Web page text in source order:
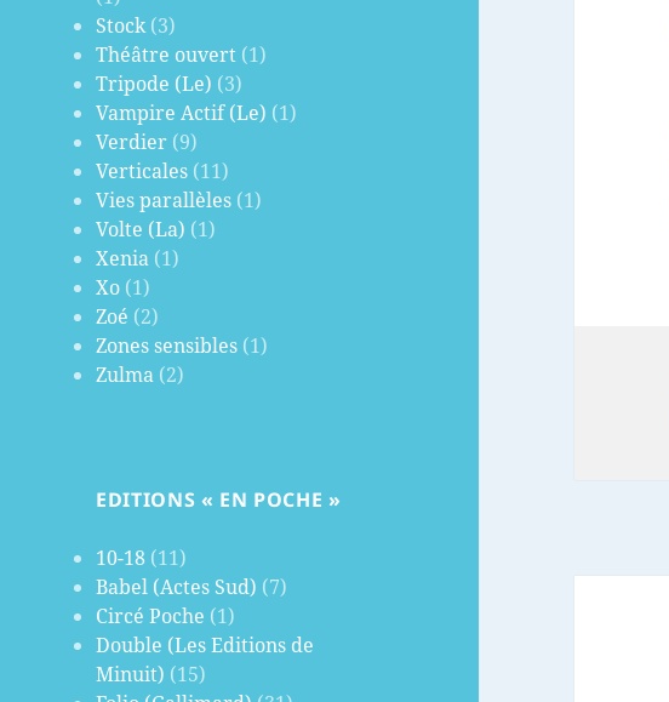
Stock(3)
Théâtre ouvert (1)
Tripode (Le) (3)
Vampire Actif (Le) (1)
Verdier (9)
Verticales (11)
Vies parallèles (1)
Volte (La) (1)
Xenia (1)
Xo (1)
Zoé (2)
Zones sensibles (1)
Zulma (2)
EDITIONS « EN POCHE »
10-18 (11)
Babel (Actes Sud) (7)
Circé Poche (1)
Double (Les Editions de
Minuit) (15)